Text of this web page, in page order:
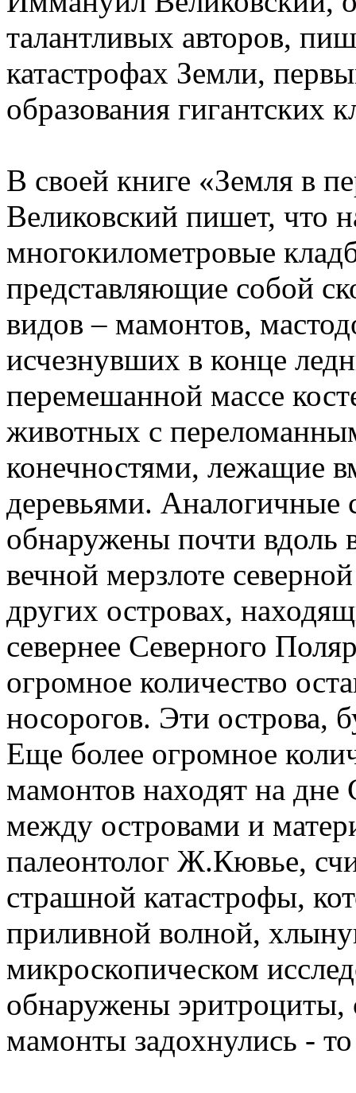
талантливых авторов,
катастрофах Земли,
образования гигантских
В своей книге «Земля в
Великовский пишет, что
многокилометровые
представляющие собой
видов – мамонтов,
исчезнувших в конце
перемешанной массе
животных с
конечностями, лежащие
деревьями. Аналогичные
обнаружены почти вдоль
вечной мерзлоте
других островах,
севернее Северного
огромное количество
носорогов. Эти острова,
Еще более огромное
мамонтов находят на дне
между островами и
палеонтолог Ж.Кювье,
страшной катастрофы,
приливной волной,
микроскопическом
обнаружены эритроциты,
мамонты задохнулись -